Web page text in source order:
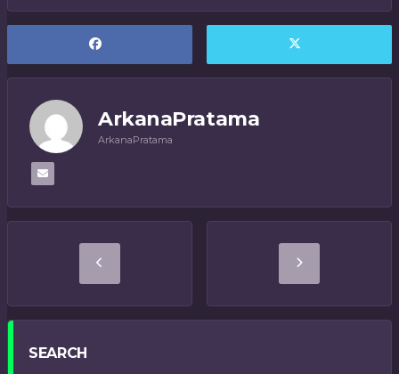
ArkanaPratama
ArkanaPratama
SEARCH